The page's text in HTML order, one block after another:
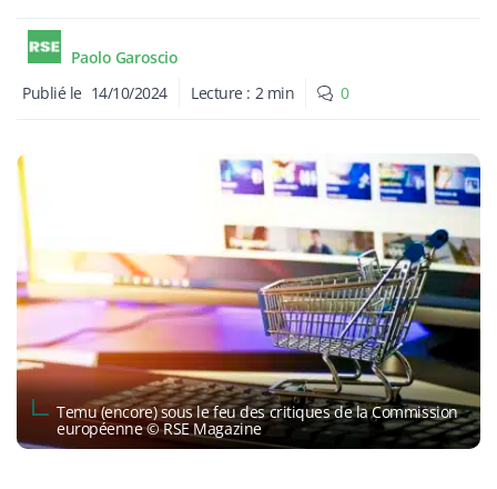
Paolo Garoscio
Publié le 14/10/2024 Lecture : 2 min 0
Temu (encore) sous le feu des critiques de la Commission
européenne © RSE Magazine